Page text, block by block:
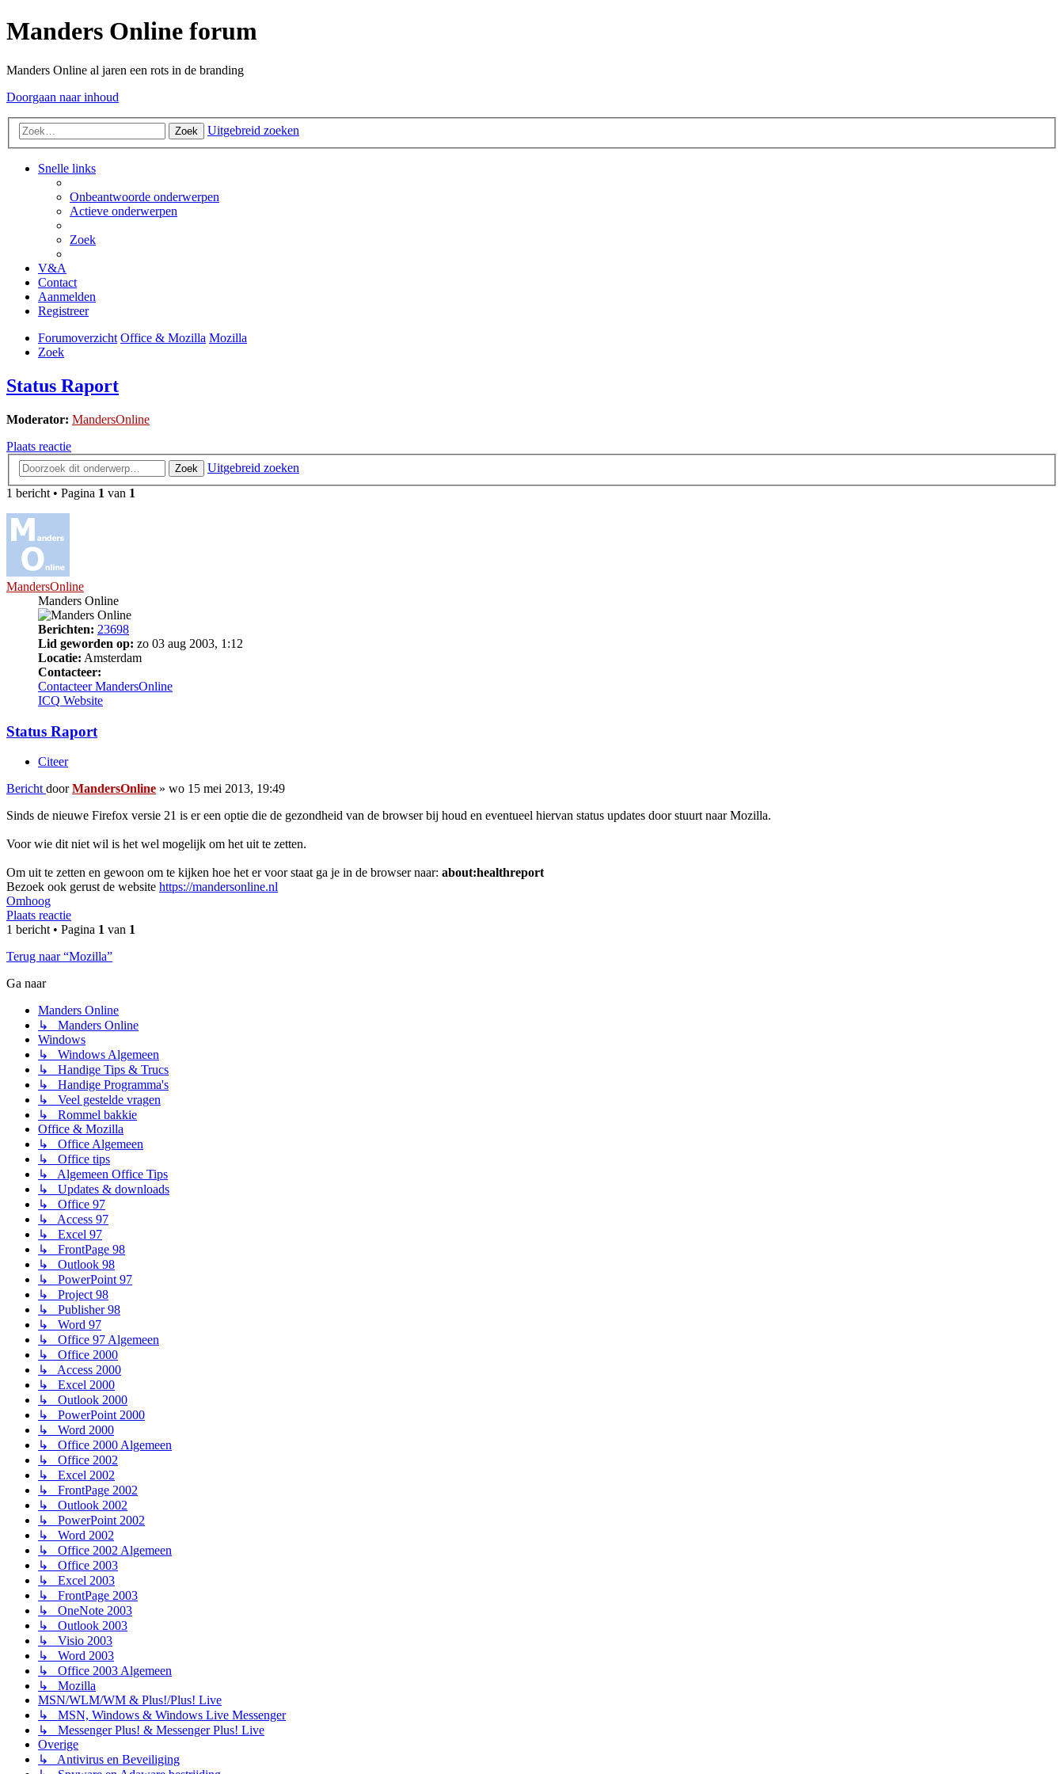
Manders Online forum
Manders Online al jaren een rots in de branding
Doorgaan naar inhoud
Zoek Uitgebreid zoeken
Snelle links
Onbeantwoorde onderwerpen
Actieve onderwerpen
Zoek
V&A
Contact
Aanmelden
Registreer
Forumoverzicht Office & Mozilla Mozilla
Zoek
Status Raport
Moderator: MandersOnline
Plaats reactie
Zoek
Uitgebreid zoeken
1 bericht • Pagina 1 van 1
MandersOnline
Manders Online
Berichten: 23698
Lid geworden op: zo 03 aug 2003, 1:12
Locatie: Amsterdam
Contacteer:
Contacteer MandersOnline
ICQ Website
Status Raport
Citeer
Bericht doorMandersOnline » wo 15 mei 2013, 19:49
Sinds de nieuwe Firefox versie 21 is er een optie die de gezondheid van de browser bij houd en eventueel hiervan status updates door stuurt naar Mozilla.
Voor wie dit niet wil is het wel mogelijk om het uit te zetten.
Om uit te zetten en gewoon om te kijken hoe het er voor staat ga je in de browser naar: about:healthreport
Bezoek ook gerust de website https://mandersonline.nl
Omhoog
Plaats reactie
1 bericht • Pagina 1 van 1
Terug naar “Mozilla”
Ga naar
Manders Online
↳ Manders Online
Windows
↳ Windows Algemeen
↳ Handige Tips & Trucs
↳ Handige Programma's
↳ Veel gestelde vragen
↳ Rommel bakkie
Office & Mozilla
↳ Office Algemeen
↳ Office tips
↳ Algemeen Office Tips
↳ Updates & downloads
↳ Office 97
↳ Access 97
↳ Excel 97
↳ FrontPage 98
↳ Outlook 98
↳ PowerPoint 97
↳ Project 98
↳ Publisher 98
↳ Word 97
↳ Office 97 Algemeen
↳ Office 2000
↳ Access 2000
↳ Excel 2000
↳ Outlook 2000
↳ PowerPoint 2000
↳ Word 2000
↳ Office 2000 Algemeen
↳ Office 2002
↳ Excel 2002
↳ FrontPage 2002
↳ Outlook 2002
↳ PowerPoint 2002
↳ Word 2002
↳ Office 2002 Algemeen
↳ Office 2003
↳ Excel 2003
↳ FrontPage 2003
↳ OneNote 2003
↳ Outlook 2003
↳ Visio 2003
↳ Word 2003
↳ Office 2003 Algemeen
↳ Mozilla
MSN/WLM/WM & Plus!/Plus! Live
↳ MSN, Windows & Windows Live Messenger
↳ Messenger Plus! & Messenger Plus! Live
Overige
↳ Antivirus en Beveiliging